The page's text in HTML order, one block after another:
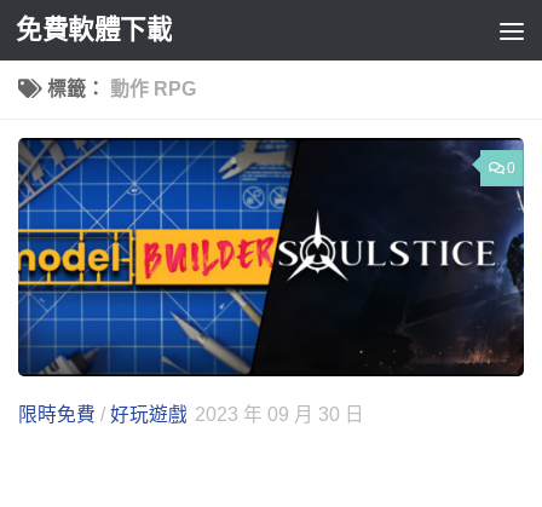
Skip to content
免費軟體下載
標籤： 動作 RPG
0
限時免費 / 好玩遊戲 2023 年 09 月 30 日